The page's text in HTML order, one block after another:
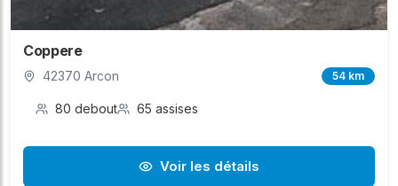
Coppere
42370 Arcon 54 km
80 debout 65 assises
Voir les détails